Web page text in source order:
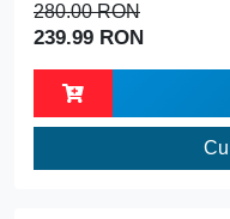
280.00 RON
239.99 RON